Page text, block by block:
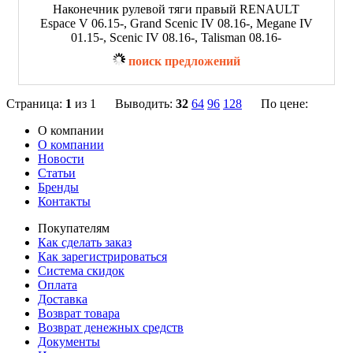
Наконечник рулевой тяги правый RENAULT
Espace V 06.15-, Grand Scenic IV 08.16-, Megane IV
01.15-, Scenic IV 08.16-, Talisman 08.16-
поиск предложений
Страница: 1 из 1 Выводить: 32 64 96 128
По цене:
О компании
О компании
Новости
Статьи
Бренды
Контакты
Покупателям
Как сделать заказ
Как зарегистрироваться
Система скидок
Оплата
Доставка
Возврат товара
Возврат денежных средств
Документы